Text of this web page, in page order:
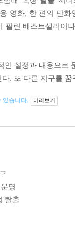
영화, 한 편의 만화
팔린 베스트셀러이
인 설정과 내용으로
. 또 다른 지구를
있습니다. 미리보기
명
탈출